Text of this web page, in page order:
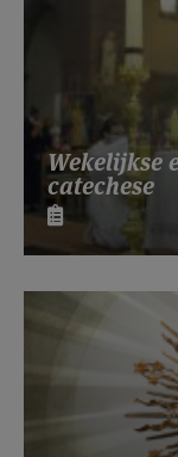
Wekelijkse
catechese